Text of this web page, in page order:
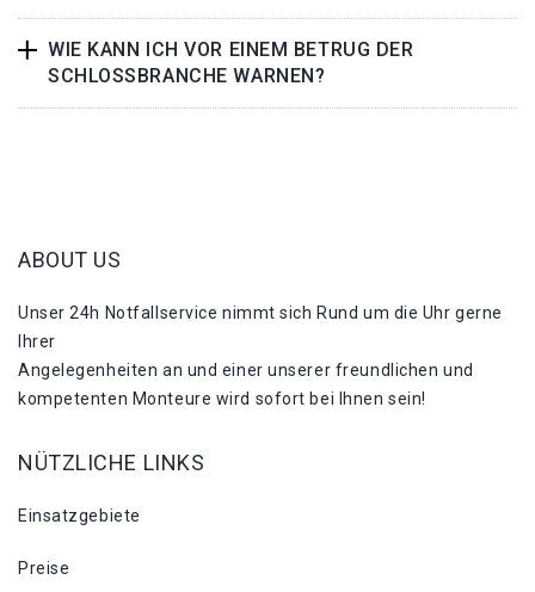
WIE KANN ICH VOR EINEM BETRUG DER
SCHLOSSBRANCHE WARNEN?
ABOUT US
Unser 24h Notfallservice nimmt sich Rund um die Uhr gerne
Ihrer
Angelegenheiten an und einer unserer freundlichen und
kompetenten Monteure wird sofort bei Ihnen sein!
NÜTZLICHE LINKS
Einsatzgebiete
Preise